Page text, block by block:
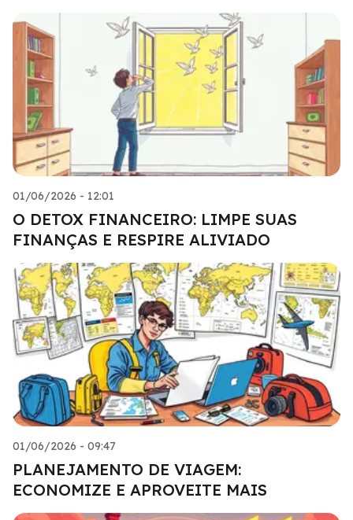
01/06/2026 - 12:01
O DETOX FINANCEIRO: LIMPE SUAS
FINANÇAS E RESPIRE ALIVIADO
01/06/2026 - 09:47
PLANEJAMENTO DE VIAGEM:
ECONOMIZE E APROVEITE MAIS